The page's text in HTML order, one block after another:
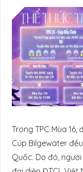
Trong TPC Mùa
Cúp Bilgewater
Quốc. Do đó,